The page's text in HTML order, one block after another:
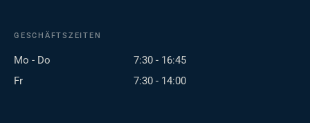
GESCHÄFTSZEITEN
Mo - Do
7:30 - 16:45
Fr
7:30 - 14:00